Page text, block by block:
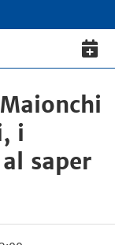
i
saper